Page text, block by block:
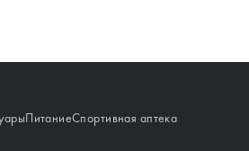
ПитаниеСпортивная аптека